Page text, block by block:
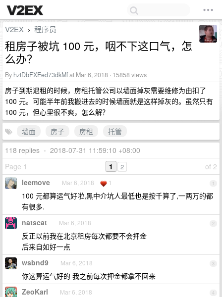
V2EX › 程序员
租房子被坑 100 元，咽不下这口气，怎
么办？
By hztDbFXEed73dkMfat Mar 6, 2018 · 15858 views
房子到期退租的时候，房租托管公司以墙面掉灰需要维修为由扣了
100 元。可能半年前我搬进去的时候墙面就是这样掉灰的。虽然只有
100 元，但心里很不爽，怎么解？
墙面
房子 房租
托管
118 replies • 2018-07-31 11:59:10 +08:00
Page 1
of 2
1 2
1
leemove Mar 6, 2018 1
100 元都算运气好啦,黑中介坑人最低也是按千算了,一两万的都
有很多.
2
natscat Mar 6, 2018
反正以前我在北京租房每次都要不会押金
后来自如好一点
3
wsbnd9 Mar 6, 2018
你这算运气好的 我之前每次押金都拿不回来
4
ZeoKarl Mar 6, 2018